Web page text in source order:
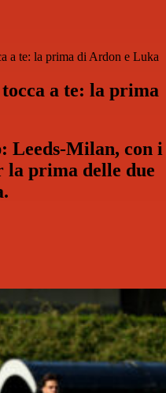
a te: la prima di Ardon e Luka
a te: la prima
Leeds-Milan, con i
la prima delle due